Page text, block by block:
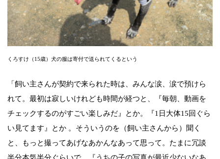
くろすけ（15歳）犬の服は寄付で送られてくるという
「飼い主さんが契約で来られた時は、みんな涙、涙で預けら
れて。最初は寂しいけれども時間が経つと、『毎朝、動画を
チェックするのがすごい楽しみだ』とか。『1日大体15回ぐら
い見てます』とか 。そういうのを（飼い主さんから）聞く
と、もっと撮ってあげなあかんなあって思って。たまに冗談